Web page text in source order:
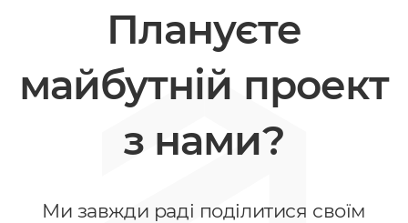
Плануєте
майбутній проект
з нами?
Ми завжди раді поділитися своїм